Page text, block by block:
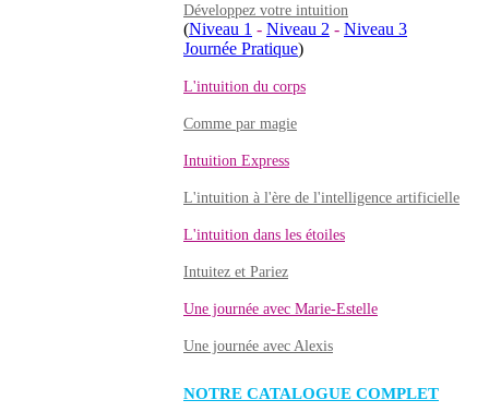
Développez votre intuition
(Niveau 1 - Niveau 2 - Niveau 3
Journée Pratique)
L'intuition du corps
Comme par magie
Intuition Express
L'intuition à l'ère de l'intelligence artificielle
L'intuition dans les étoiles
Intuitez et Pariez
Une journée avec Marie-Estelle
Une journée avec Alexis
NOTRE CATALOGUE COMPLET